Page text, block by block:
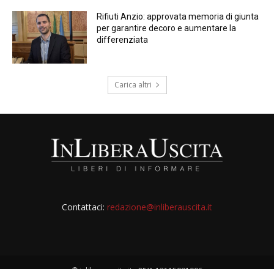
Rifiuti Anzio: approvata memoria di giunta
per garantire decoro e aumentare la
differenziata
Carica altri
Contattaci: redazione@inliberauscita.it